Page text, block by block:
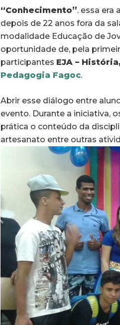
“Conhecimento”. essa era
depois de 22 anos fora da
modalidade Educação de
oportunidade de, pela
participantes EJA –
Pedagogia Fagoc.
Abrir esse diálogo entre
evento. Durante a iniciativa,
prática o conteúdo da
artesanato entre outras